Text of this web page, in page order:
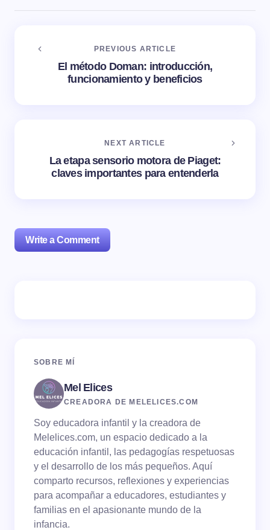
PREVIOUS ARTICLE
El método Doman: introducción,
funcionamiento y beneficios
NEXT ARTICLE
La etapa sensorio motora de Piaget:
claves importantes para entenderla
Write a Comment
Your Comment *
Email *
Save my name and email in this browser for the
SOBRE MÍ
Mel Elices
CREADORA DE MELELICES.COM
Soy educadora infantil y la creadora de
Melelices.com, un espacio dedicado a la
educación infantil, las pedagogías respetuosas
y el desarrollo de los más pequeños. Aquí
comparto recursos, reflexiones y experiencias
para acompañar a educadores, estudiantes y
familias en el apasionante mundo de la
infancia.